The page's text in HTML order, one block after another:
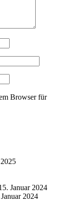
Browser für
Januar 2024
2024